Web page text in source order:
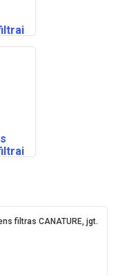
filtras CANATURE, jgt.